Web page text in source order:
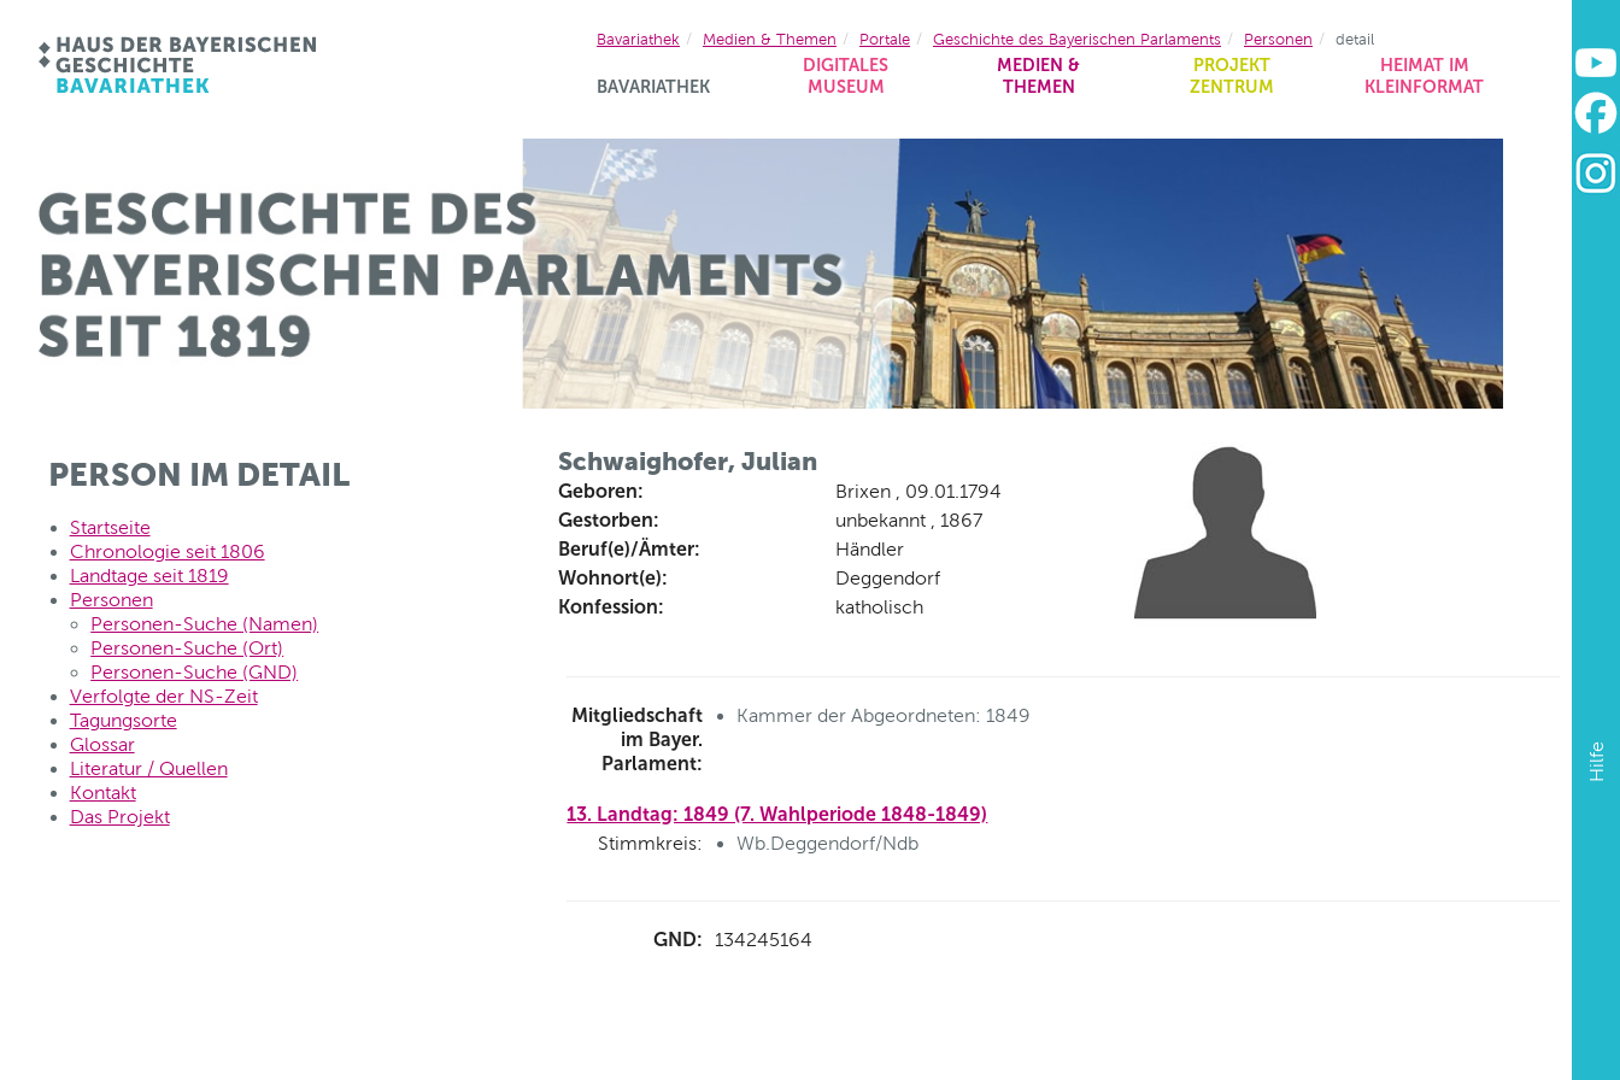
BAVARIATHEK
DIGITALES
MUSEUM
MEDIEN &
THEMEN
PROJEKT
ZENTRUM
HEIMAT IM
KLEINFORMAT
Hilfe
Bavariathek Medien & Themen Portale Geschichte des Bayerischen Parlaments Personen detail
PERSON IM DETAIL
Startseite
Chronologie seit 1806
Landtage seit 1819
Personen
Personen-Suche (Namen)
Personen-Suche (Ort)
Personen-Suche (GND)
Verfolgte der NS-Zeit
Tagungsorte
Glossar
Literatur / Quellen
Kontakt
Das Projekt
Schwaighofer, Julian
Geboren: Brixen , 09.01.1794
Gestorben: unbekannt , 1867
Beruf(e)/Ämter: Händler
Wohnort(e): Deggendorf
Konfession: katholisch
Mitgliedschaft
im Bayer.
Parlament:
Kammer der Abgeordneten: 1849
13. Landtag: 1849 (7. Wahlperiode 1848-1849)
Stimmkreis: Wb.Deggendorf/Ndb
GND: 134245164